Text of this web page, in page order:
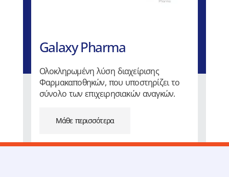
Galaxy Pharma
Ολοκληρωμένη λύση διαχείρισης
Φαρμακαποθηκών, που υποστηρίζει το
σύνολο των επιχειρησιακών αναγκών.
Μάθε περισσότερα